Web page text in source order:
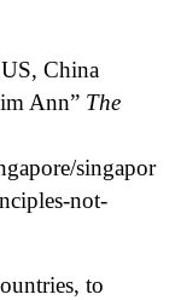
China
Ann” The
singapor
not-
to